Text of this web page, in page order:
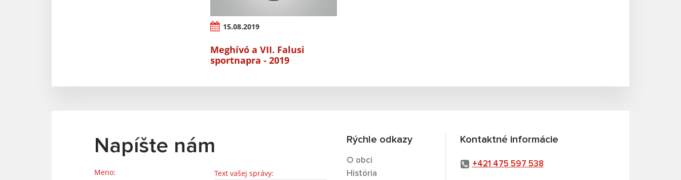
15.08.2019
Meghívó a VII. Falusi
sportnapra - 2019
Napíšte nám
Meno: Text vašej správy:
Rýchle odkazy
O obci
História
Kontaktné informácie
+421 475 597 538